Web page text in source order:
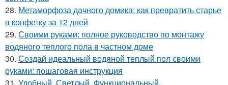
28. Метаморфоза дачного домика: как превратить старье
в конфетку за 12 дней
29. Своими руками: полное руководство по монтажу
водяного теплого пола в частном доме
30. Создай идеальный водяной теплый пол своими
руками: пошаговая инструкция